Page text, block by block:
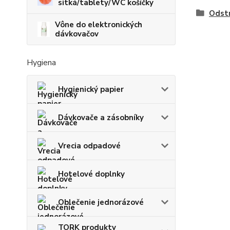
sitká/tablety/WC košíčky
Vône do elektronických
dávkovačov
Hygiena
Hygienický papier
Dávkovače a zásobníky
Vrecia odpadové
Hotelové doplnky
Oblečenie jednorázové
TORK produkty